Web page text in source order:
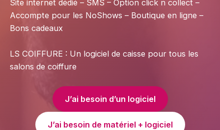
Site internet dédié – SMS – Option click n collect –
Accompte pour les NoShows – Boutique en ligne –
Bons cadeaux
LS COIFFURE : Un logiciel de caisse pour tous les
salons de coiffure
J’ai besoin d’un logiciel
J’ai besoin de matériel + logiciel